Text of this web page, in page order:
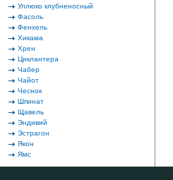
Уллюко клубненосный
Фасоль
Фенхель
Хикама
Хрен
Циклантера
Чабер
Чайот
Чеснок
Шпинат
Щавель
Эндивий
Эстрагон
Якон
Ямс